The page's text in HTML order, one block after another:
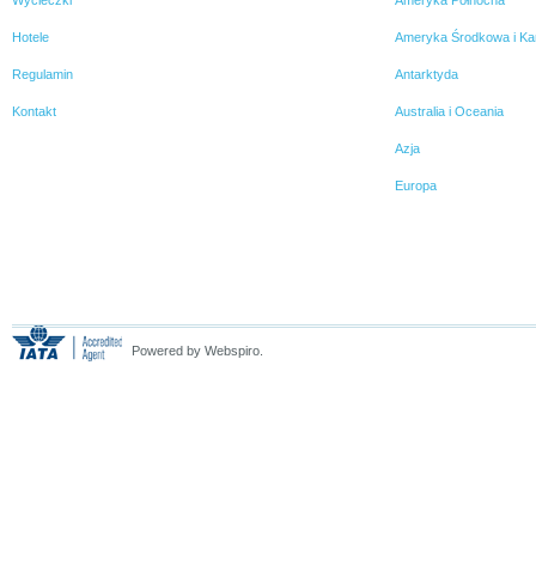
Hotele
Regulamin
Kontakt
Ameryka Środkowa i
Antarktyda
Australia i Oceania
Azja
Europa
Powered by Webspiro.